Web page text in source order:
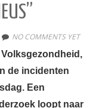
NO COMMENTS YET
de incidenten
Een
loopt naar